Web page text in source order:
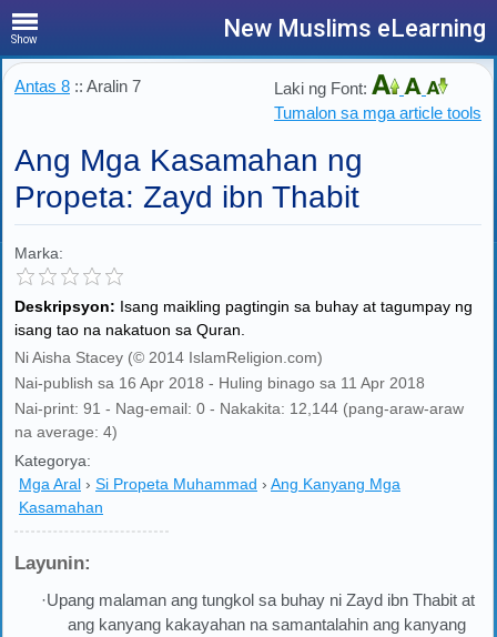
Show New Muslims eLearning
Antas 8 :: Aralin 7
Laki ng Font:
Tumalon sa mga article tools
Ang Mga Kasamahan ng
Propeta: Zayd ibn Thabit
Marka:
Deskripsyon: Isang maikling pagtingin sa buhay at tagumpay ng
isang tao na nakatuon sa Quran.
Ni Aisha Stacey (© 2014 IslamReligion.com)
Nai-publish sa 16 Apr 2018 - Huling binago sa 11 Apr 2018
Nai-print: 91 - Nag-email: 0 - Nakakita: 12,144 (pang-araw-araw
na average: 4)
Kategorya:
Mga Aral › Si Propeta Muhammad › Ang Kanyang Mga
Kasamahan
Layunin:
·Upang malaman ang tungkol sa buhay ni Zayd ibn Thabit at
ang kanyang kakayahan na samantalahin ang kanyang